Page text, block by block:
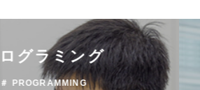
グラミング
＃ PROGRAMMING